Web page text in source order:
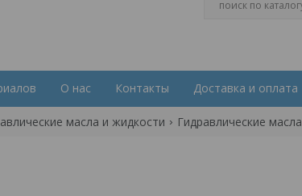
О нас Контакты Доставка и оплата
масла и жидкости Гидравлические масла